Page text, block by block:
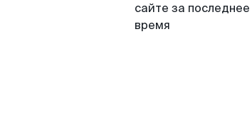
сайте за последнее
время